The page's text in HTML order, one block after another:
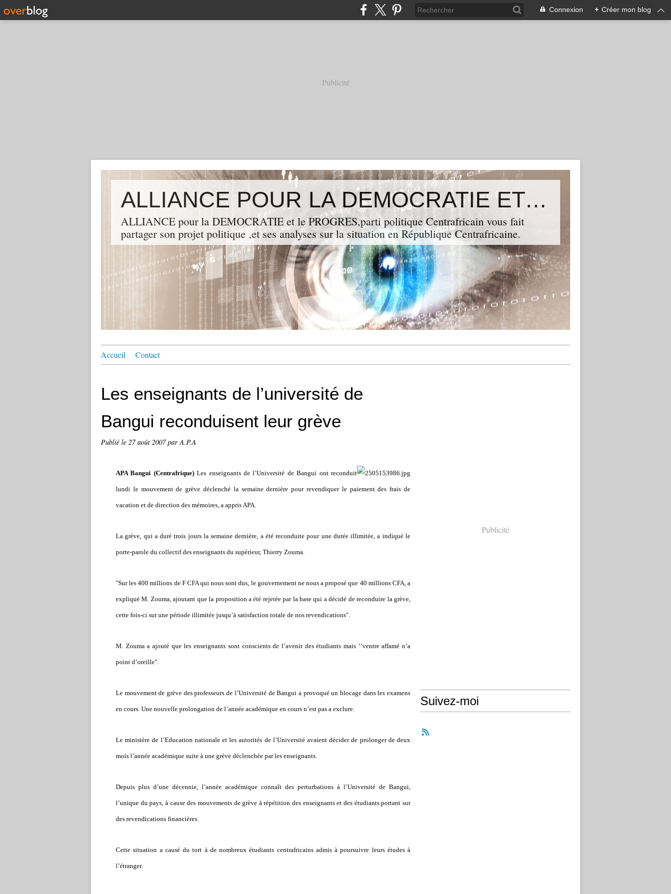
Connexion + Créer mon blog
Publicité
ALLIANCE POUR LA DEMOCRATIE ET LE PROGRES
ALLIANCE pour la DEMOCRATIE et le PROGRES,parti politique Centrafricain vous fait
partager son projet politique ,et ses analyses sur la situation en République Centrafricaine.
Accueil Contact
Les enseignants de l’université de
Bangui reconduisent leur grève
Publié le 27 août 2007par A.P.A
APA Bangui (Centrafrique)Les enseignants de l’Université de Bangui ont reconduit
lundi le mouvement de grève déclenché la semaine dernière pour revendiquer le paiement des frais de
vacation et de direction des mémoires, a appris APA.
La grève, qui a duré trois jours la semaine dernière, a été reconduite pour une durée illimitée, a indiqué le
porte-parole du collectif des enseignants du supérieur, Thierry Zouma.
"Sur les 400 millions de F CFA qui nous sont dus, le gouvernement ne nous a proposé que 40 millions CFA, a
expliqué M. Zouma, ajoutant que la proposition a été rejetée par la base qui a décidé de reconduire la grève,
cette fois-ci sur une période illimitée jusqu’à satisfaction totale de nos revendications".
M. Zouma a ajouté que les enseignants sont conscients de l’avenir des étudiants mais ‘’ventre affamé n’a
point d’oreille".
Le mouvement de grève des professeurs de l’Université de Bangui a provoqué un blocage dans les examens
en cours. Une nouvelle prolongation de l’année académique en cours n’est pas a exclure.
Le ministère de l’Education nationale et les autorités de l’Université avaient décider de prolonger de deux
mois l’année académique suite à une grève déclenchée par les enseignants.
Depuis plus d’une décennie, l’année académique connaît des perturbations à l’Université de Bangui,
l’unique du pays, à cause des mouvements de grève à répétition des enseignants et des étudiants portant sur
des revendications financières.
Cette situation a causé du tort à de nombreux étudiants centrafricains admis à poursuivre leurs études à
l’étranger.
Publicité
Suivez-moi